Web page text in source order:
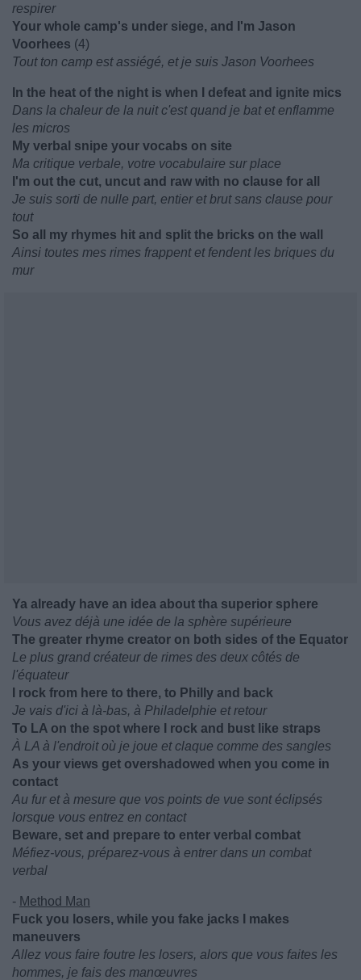
respirer
Your whole camp's under siege, and I'm Jason
Voorhees (4)
Tout ton camp est assiégé, et je suis Jason Voorhees
In the heat of the night is when I defeat and ignite mics
Dans la chaleur de la nuit c'est quand je bat et enflamme
les micros
My verbal snipe your vocabs on site
Ma critique verbale, votre vocabulaire sur place
I'm out the cut, uncut and raw with no clause for all
Je suis sorti de nulle part, entier et brut sans clause pour
tout
So all my rhymes hit and split the bricks on the wall
Ainsi toutes mes rimes frappent et fendent les briques du
mur
Ya already have an idea about tha superior sphere
Vous avez déjà une idée de la sphère supérieure
The greater rhyme creator on both sides of the Equator
Le plus grand créateur de rimes des deux côtés de
l'équateur
I rock from here to there, to Philly and back
Je vais d'ici à là-bas, à Philadelphie et retour
To LA on the spot where I rock and bust like straps
À LA à l'endroit où je joue et claque comme des sangles
As your views get overshadowed when you come in
contact
Au fur et à mesure que vos points de vue sont éclipsés
lorsque vous entrez en contact
Beware, set and prepare to enter verbal combat
Méfiez-vous, préparez-vous à entrer dans un combat
verbal
- Method Man
Fuck you losers, while you fake jacks I makes
maneuvers
Allez vous faire foutre les losers, alors que vous faites les
hommes, je fais des manœuvres